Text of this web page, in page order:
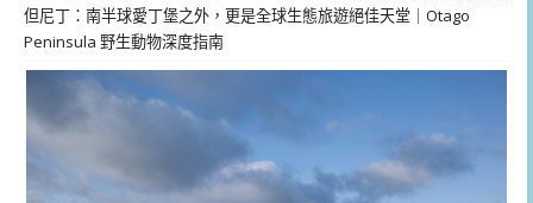
但尼丁：南半球愛丁堡之外，更是全球生態旅遊絕佳天堂｜Otago
Peninsula 野生動物深度指南